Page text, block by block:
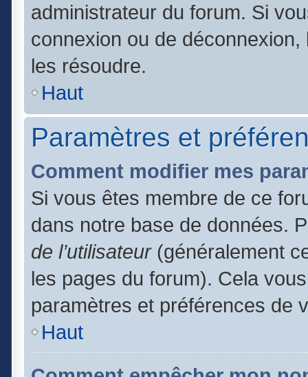
administrateur du forum. Si
connexion ou de
les résoudre.
Haut
Paramètres et
Comment modifier mes
Si vous êtes membre de ce
dans notre base de données.
de l’utilisateur(généralement
les pages du forum). Cela
paramètres et préférences de
Haut